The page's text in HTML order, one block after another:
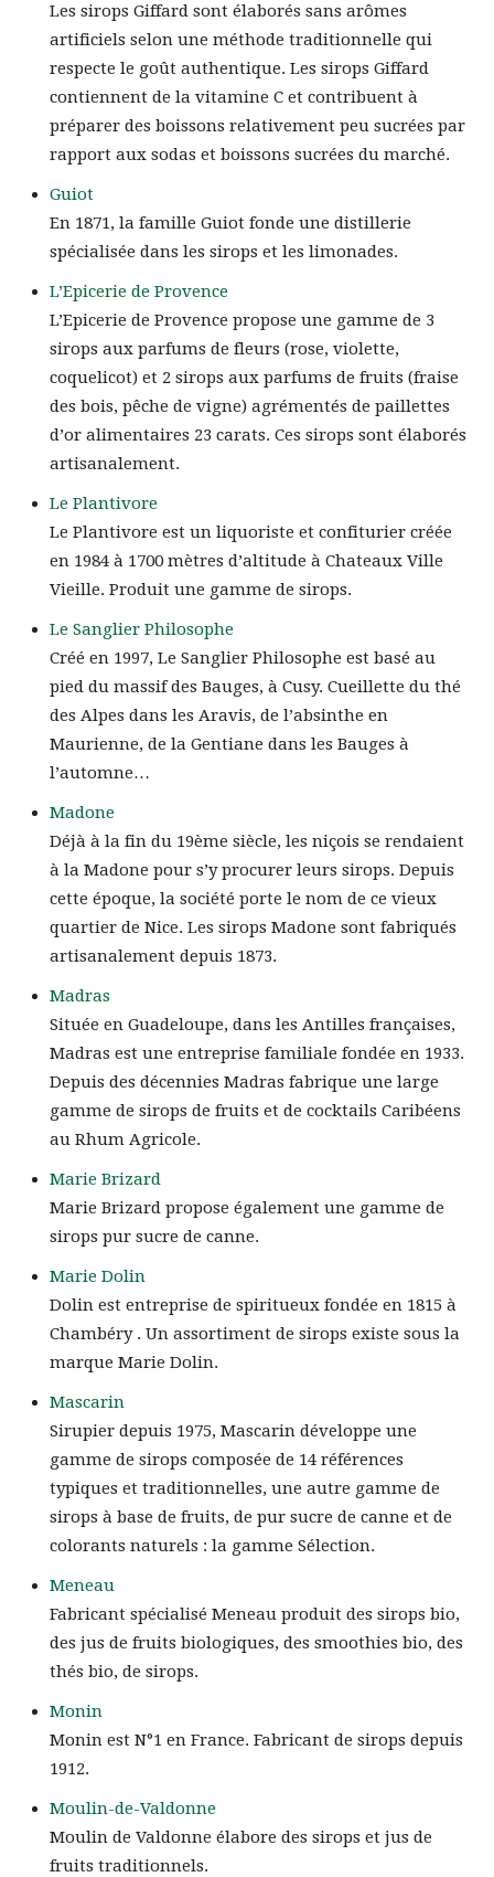
Les sirops Giffard sont élaborés sans arômes
artificiels selon une méthode traditionnelle qui
respecte le goût authentique. Les sirops Giffard
contiennent de la vitamine C et contribuent à
préparer des boissons relativement peu sucrées par
rapport aux sodas et boissons sucrées du marché.
Guiot
En 1871, la famille Guiot fonde une distillerie
spécialisée dans les sirops et les limonades.
L’Epicerie de Provence
L’Epicerie de Provence propose une gamme de 3
sirops aux parfums de fleurs (rose, violette,
coquelicot) et 2 sirops aux parfums de fruits (fraise
des bois, pêche de vigne) agrémentés de paillettes
d’or alimentaires 23 carats. Ces sirops sont élaborés
artisanalement.
Le Plantivore
Le Plantivore est un liquoriste et confiturier créée
en 1984 à 1700 mètres d’altitude à Chateaux Ville
Vieille. Produit une gamme de sirops.
Le Sanglier Philosophe
Créé en 1997, Le Sanglier Philosophe est basé au
pied du massif des Bauges, à Cusy. Cueillette du thé
des Alpes dans les Aravis, de l’absinthe en
Maurienne, de la Gentiane dans les Bauges à
l’automne…
Madone
Déjà à la fin du 19ème siècle, les niçois se rendaient
à la Madone pour s’y procurer leurs sirops. Depuis
cette époque, la société porte le nom de ce vieux
quartier de Nice. Les sirops Madone sont fabriqués
artisanalement depuis 1873.
Madras
Située en Guadeloupe, dans les Antilles françaises,
Madras est une entreprise familiale fondée en 1933.
Depuis des décennies Madras fabrique une large
gamme de sirops de fruits et de cocktails Caribéens
au Rhum Agricole.
Marie Brizard
Marie Brizard propose également une gamme de
sirops pur sucre de canne.
Marie Dolin
Dolin est entreprise de spiritueux fondée en 1815 à
Chambéry . Un assortiment de sirops existe sous la
marque Marie Dolin.
Mascarin
Sirupier depuis 1975, Mascarin développe une
gamme de sirops composée de 14 références
typiques et traditionnelles, une autre gamme de
sirops à base de fruits, de pur sucre de canne et de
colorants naturels : la gamme Sélection.
Meneau
Fabricant spécialisé Meneau produit des sirops bio,
des jus de fruits biologiques, des smoothies bio, des
thés bio, de sirops.
Monin
Monin est N°1 en France. Fabricant de sirops depuis
1912.
Moulin-de-Valdonne
Moulin de Valdonne élabore des sirops et jus de
fruits traditionnels.